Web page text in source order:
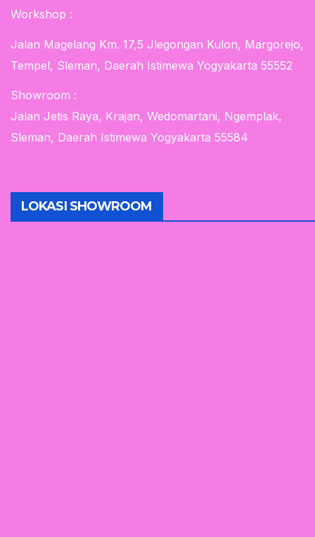
Workshop :
Jalan Magelang Km. 17,5 Jlegongan Kulon, Margorejo,
Tempel, Sleman, Daerah Istimewa Yogyakarta 55552
Showroom :
Jalan Jetis Raya, Krajan, Wedomartani, Ngemplak,
Sleman, Daerah Istimewa Yogyakarta 55584
LOKASI SHOWROOM